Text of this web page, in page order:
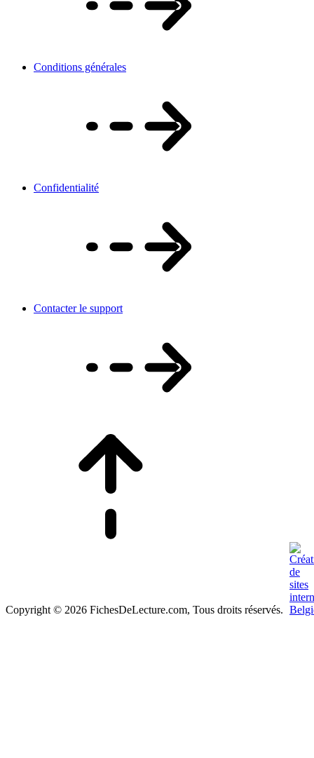
Conditions générales
Confidentialité
Contacter le support
Copyright © 2026 FichesDeLecture.com, Tous droits réservés.